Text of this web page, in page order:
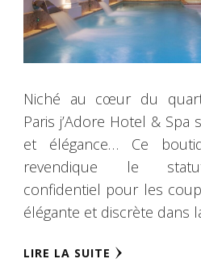
Niché au cœur du
Paris j’Adore Hotel &
et élégance… Ce
revendique le statut
confidentiel pour les
élégante et discrète dans
LIRE LA SUITE